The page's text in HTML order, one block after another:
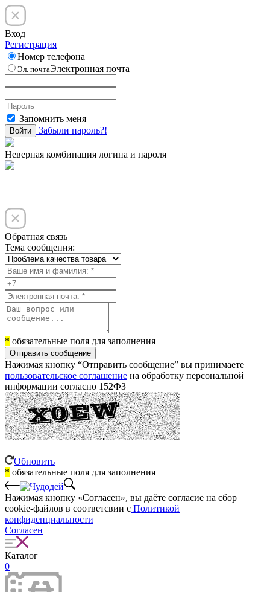
Вход
Регистрация
Номер телефона
Эл. почтаЭлектронная почта
Запомнить меня
Войти Забыли пароль?!
Неверная комбинация логина и пароля
Обратная связь
Тема сообщения:
* обязательные поля для заполнения
Отправить сообщение
Нажимая кнопку “Отправить сообщение” вы принимаете
пользовательское соглашение на обработку персональной
информации согласно 152ФЗ
Обновить
* обязательные поля для заполнения
Нажимая кнопку «Согласен», вы даёте cогласие на сбор
cookie-файлов в соответсвии с Политикой
конфиденциальности
Согласен
Каталог
0